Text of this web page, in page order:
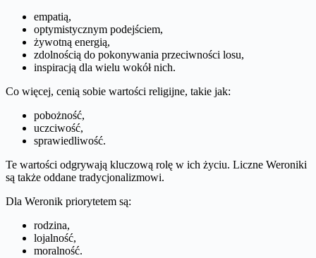
empatią,
optymistycznym podejściem,
żywotną energią,
zdolnością do pokonywania przeciwności losu,
inspiracją dla wielu wokół nich.
Co więcej, cenią sobie wartości religijne, takie jak:
pobożność,
uczciwość,
sprawiedliwość.
Te wartości odgrywają kluczową rolę w ich życiu. Liczne Weroniki
są także oddane tradycjonalizmowi.
Dla Weronik priorytetem są:
rodzina,
lojalność,
moralność.